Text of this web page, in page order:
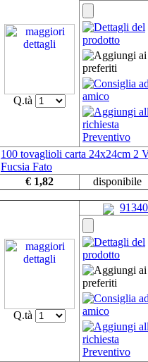
Q.tà
100 tovaglioli carta 24x24cm 2
Fucsia Fato
€ 1,82
disponibile
Q.tà
91340